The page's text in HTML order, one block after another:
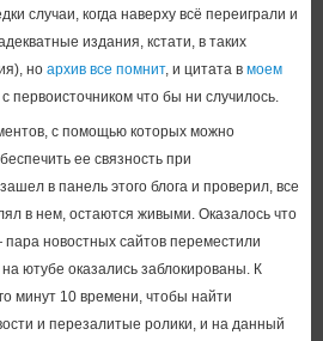
случаи, когда наверху всё переиграли и
издания, кстати, в таких
но архив все помнит, и цитата в моем
первоисточником что бы ни случилось.
с помощью которых можно
ее связность при
в панель этого блога и проверил, все
в нем, остаются живыми. Оказалось что
новостных сайтов переместили
ютубе оказались заблокированы. К
минут 10 времени, чтобы найти
и перезалитые ролики, и на данный